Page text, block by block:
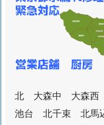
北 大森中 大森
池台 北千束 北